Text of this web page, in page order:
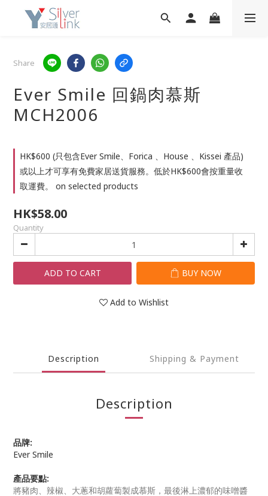
Share
Ever Smile 回鍋肉慕斯
MCH2006
HK$600 (只包含Ever Smile、Forica 、House 、Kissei 產品)
或以上才可享有免費家居送貨服務。低於HK$600會按重量收
取運費。 on selected products
HK$58.00
Quantity
ADD TO CART BUY NOW
Add to Wishlist
Description Shipping & Payment
Description
品牌:
Ever Smile
產品要點:
將豬肉、辣椒、大蔥和胡蘿蔔製成慕斯，最後淋上濃郁的味噌醬